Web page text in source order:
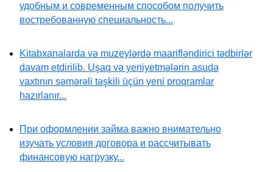
удобным и современным способом получить
востребованную специальность...
Kitabxanalarda və muzeylərdə maarifləndirici tədbirlər
davam etdirilib. Uşaq və yeniyetmələrin asudə
vaxtının səmərəli təşkili üçün yeni proqramlar
hazırlanır...
При оформлении займа важно внимательно
изучать условия договора и рассчитывать
финансовую нагрузку...